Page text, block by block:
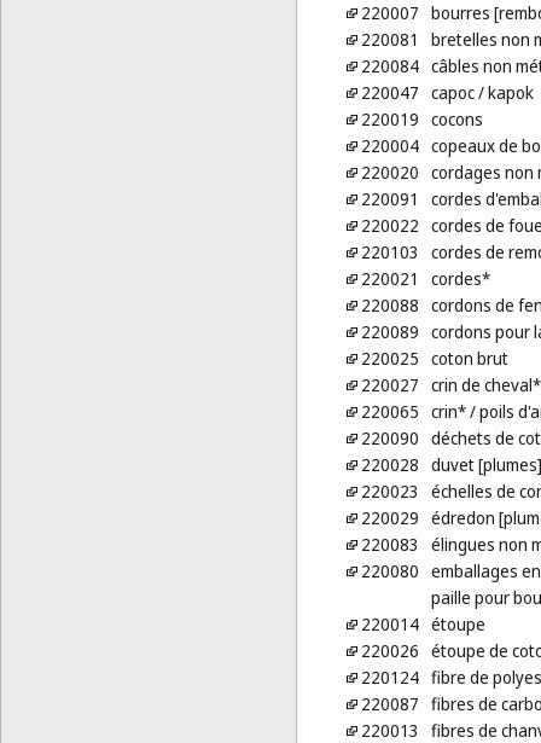
220007 bourres
220081
bretelles non
220084 câbles non
220047 capoc/ kapok
220019 cocons
220004 copeaux de
220020 cordages non
220091
cordes
220022 cordes de
220103
cordes de
220021
cordes*
220088 cordons de
220089 cordons pour
220025 coton brut
220027 crin de cheval*
220065 crin*/ poils
220090 déchets de
220028 duvet [plumes]
220023
échelles de
220029 édredon
220083
élingues non
220080 emballages
paille pour
220014 étoupe
220026 étoupe de
220124 fibre de
220087 fibres de
220013
fibres de